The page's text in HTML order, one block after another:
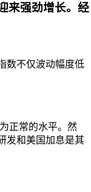
来强劲增长。经
数不仅波动幅度低
正常的水平。然
发和美国加息是其